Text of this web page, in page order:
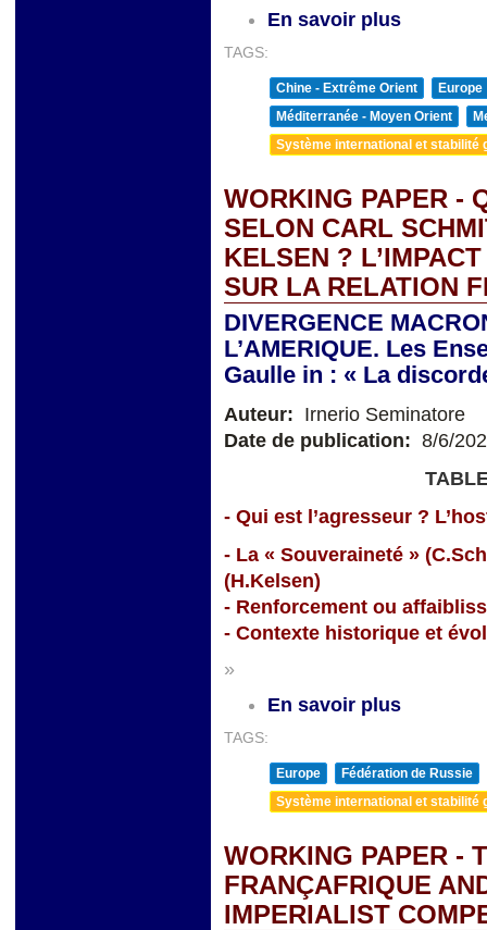
En savoir plus
TAGS:
Chine - Extrême Orient
Europe
Méditerranée - Moyen Orient
Système international et stabilité
WORKING PAPER -
SELON CARL
KELSEN ?
SUR LA RELATION
DIVERGENCE
L’AMERIQUE. Les
Gaulle in : « La
Auteur: Irnerio Seminatore
Date de publication: 8/6/
- Qui est l’agresseur ?
- La « Souveraineté »
(H.Kelsen)
- Renforcement ou
- Contexte historique et
»
En savoir plus
TAGS:
Europe
Fédération de Russie
Système international et stabilité
WORKING PAPER -
FRANÇAFRIQUE
IMPERIALIST